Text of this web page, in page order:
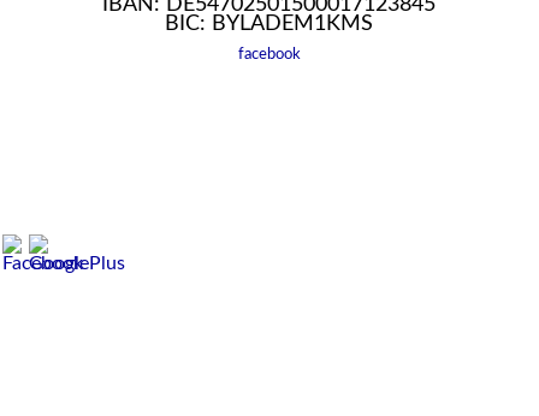
IBAN: DE54702501500017123845
BIC: BYLADEM1KMS
facebook